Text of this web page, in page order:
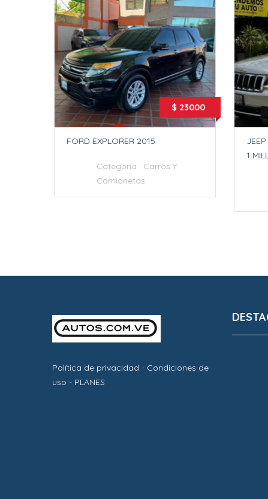
$ 23000
FORD EXPLORER 2015
Categoría : Carros Y
Camionetas
1
Política de privacidad - Condiciones de
uso - PLANES